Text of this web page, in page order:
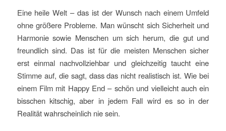
Eine heile Welt – das ist der Wunsch nach einem Umfeld
ohne größere Probleme. Man wünscht sich Sicherheit und
Harmonie sowie Menschen um sich herum, die gut und
freundlich sind. Das ist für die meisten Menschen sicher
erst einmal nachvollziehbar und gleichzeitig taucht eine
Stimme auf, die sagt, dass das nicht realistisch ist. Wie bei
einem Film mit Happy End – schön und vielleicht auch ein
bisschen kitschig, aber in jedem Fall wird es so in der
Realität wahrscheinlich nie sein.